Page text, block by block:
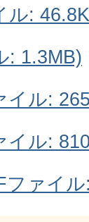
ル:
: 1.3MB)
イル:
イル:
ファイ